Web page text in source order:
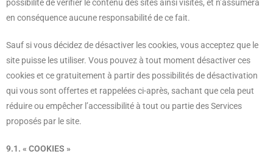
possibilité de vérifier le contenu des sites ainsi visités, et n’assumera
en conséquence aucune responsabilité de ce fait.
Sauf si vous décidez de désactiver les cookies, vous acceptez que le
site puisse les utiliser. Vous pouvez à tout moment désactiver ces
cookies et ce gratuitement à partir des possibilités de désactivation
qui vous sont offertes et rappelées ci-après, sachant que cela peut
réduire ou empêcher l’accessibilité à tout ou partie des Services
proposés par le site.
9.1. « COOKIES »